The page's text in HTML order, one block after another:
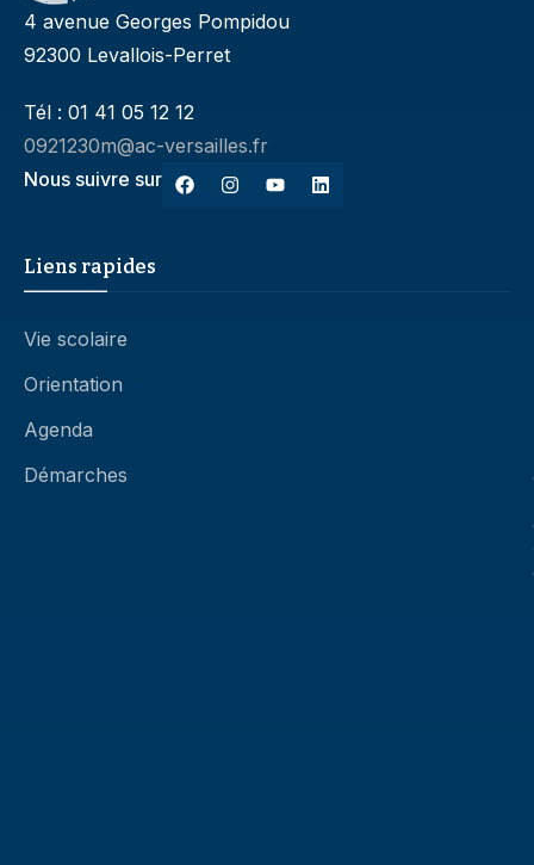
4 avenue Georges Pompidou
92300 Levallois-Perret
Tél : 01 41 05 12 12
0921230m@ac-versailles.fr
Nous suivre sur
Liens rapides
Vie scolaire
Orientation
Agenda
Démarches